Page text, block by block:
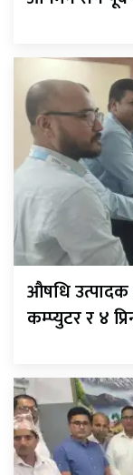
औषधि
कम्प्युटर र ४